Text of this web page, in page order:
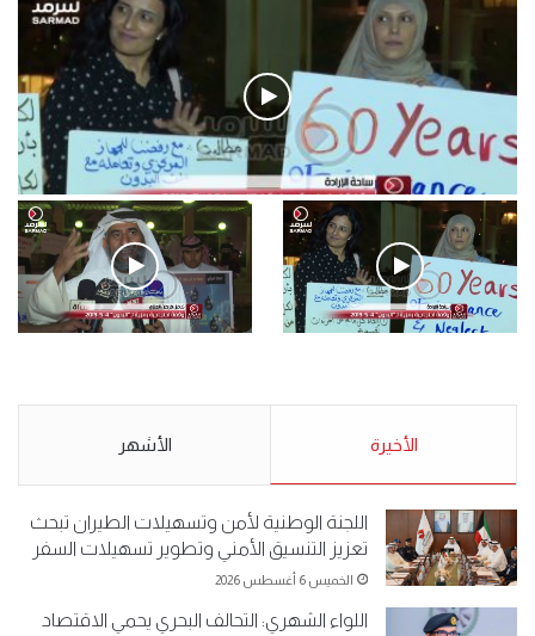
فيديو
.وقفة احتجاجية رمزية لـ”#البدون” في ساحة الإرادة 4-5-2019.
الأحد 5 مايو 2019
5-2019.
نبيع مخدرات يعني ولا خمر؟!.
الأخيرة الأشهر
اللجنة الوطنية لأمن وتسهيلات الطيران تبحث
تعزيز التنسيق الأمني وتطوير تسهيلات السفر
الخميس 6 أغسطس 2026
اللواء الشهري: التحالف البحري يحمي الاقتصاد